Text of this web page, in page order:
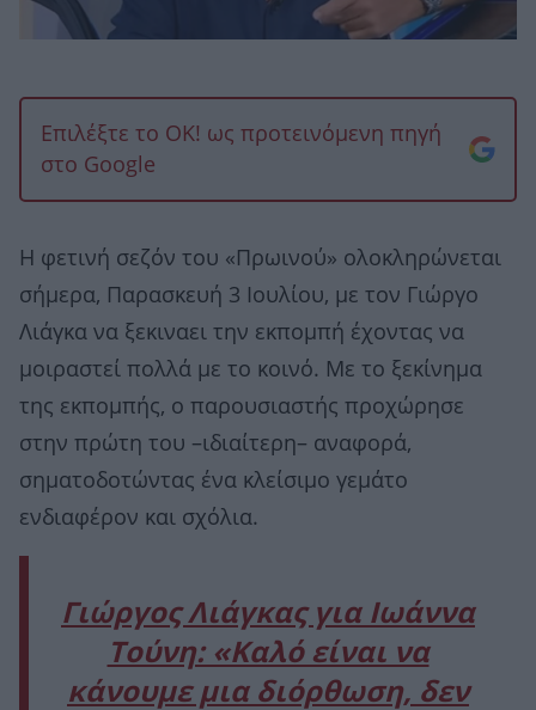
Επιλέξτε το OK! ως προτεινόμενη πηγή
στο Google
Η φετινή σεζόν του «Πρωινού» ολοκληρώνεται
σήμερα, Παρασκευή 3 Ιουλίου, με τον Γιώργο
Λιάγκα να ξεκιναει την εκπομπή έχοντας να
μοιραστεί πολλά με το κοινό. Με το ξεκίνημα
της εκπομπής, ο παρουσιαστής προχώρησε
στην πρώτη του –ιδιαίτερη– αναφορά,
σηματοδοτώντας ένα κλείσιμο γεμάτο
ενδιαφέρον και σχόλια.
Γιώργος Λιάγκας για Ιωάννα
Τούνη: «Kαλό είναι να
κάνουμε μια διόρθωση, δεν